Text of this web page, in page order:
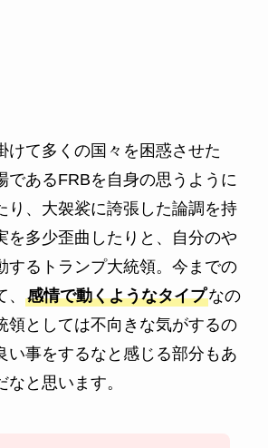
けて多くの国々を困惑させた
であるFRBを自身の思うように
り、大袈裟に誇張した論調を持
を多少歪曲したりと、自分のや
するトランプ大統領。今までの
感情で動くようなタイプなの
領としては不向きな気がするの
い事をするなと感じる部分もあ
なと思います。